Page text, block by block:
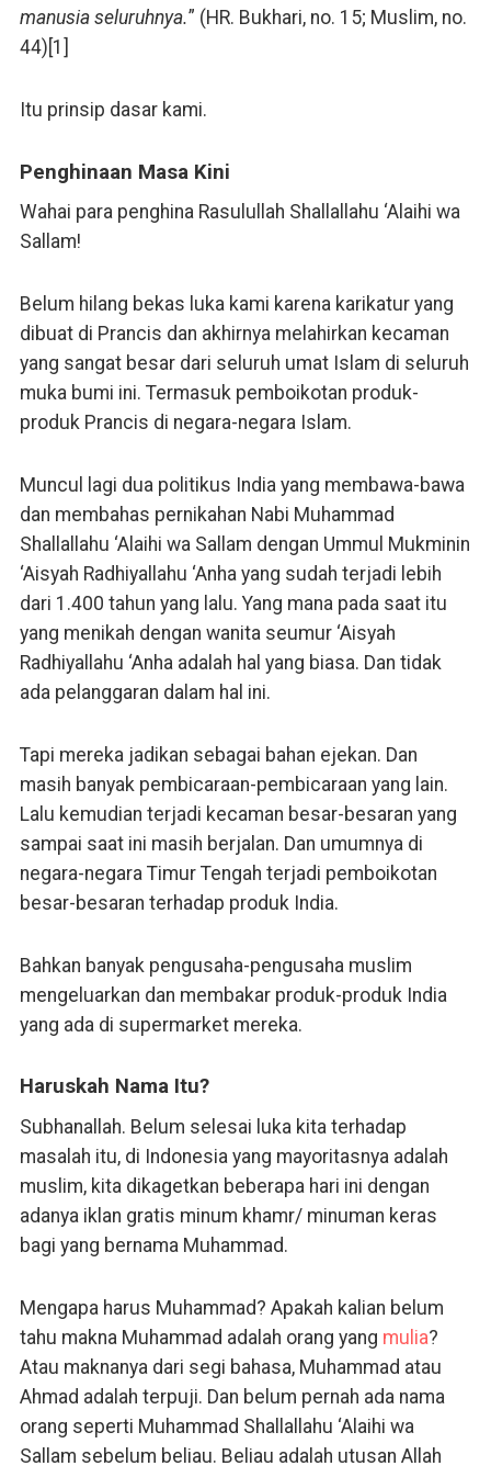
manusia seluruhnya.” (HR. Bukhari, no. 15; Muslim, no.
44)[1]
Itu prinsip dasar kami.
Penghinaan Masa Kini
Wahai para penghina Rasulullah Shallallahu ‘Alaihi wa
Sallam!
Belum hilang bekas luka kami karena karikatur yang
dibuat di Prancis dan akhirnya melahirkan kecaman
yang sangat besar dari seluruh umat Islam di seluruh
muka bumi ini. Termasuk pemboikotan produk-
produk Prancis di negara-negara Islam.
Muncul lagi dua politikus India yang membawa-bawa
dan membahas pernikahan Nabi Muhammad
Shallallahu ‘Alaihi wa Sallam dengan Ummul Mukminin
‘Aisyah Radhiyallahu ‘Anha yang sudah terjadi lebih
dari 1.400 tahun yang lalu. Yang mana pada saat itu
yang menikah dengan wanita seumur ‘Aisyah
Radhiyallahu ‘Anha adalah hal yang biasa. Dan tidak
ada pelanggaran dalam hal ini.
Tapi mereka jadikan sebagai bahan ejekan. Dan
masih banyak pembicaraan-pembicaraan yang lain.
Lalu kemudian terjadi kecaman besar-besaran yang
sampai saat ini masih berjalan. Dan umumnya di
negara-negara Timur Tengah terjadi pemboikotan
besar-besaran terhadap produk India.
Bahkan banyak pengusaha-pengusaha muslim
mengeluarkan dan membakar produk-produk India
yang ada di supermarket mereka.
Haruskah Nama Itu?
Subhanallah. Belum selesai luka kita terhadap
masalah itu, di Indonesia yang mayoritasnya adalah
muslim, kita dikagetkan beberapa hari ini dengan
adanya iklan gratis minum khamr/ minuman keras
bagi yang bernama Muhammad.
Mengapa harus Muhammad? Apakah kalian belum
tahu makna Muhammad adalah orang yang mulia?
Atau maknanya dari segi bahasa, Muhammad atau
Ahmad adalah terpuji. Dan belum pernah ada nama
orang seperti Muhammad Shallallahu ‘Alaihi wa
Sallam sebelum beliau. Beliau adalah utusan Allah